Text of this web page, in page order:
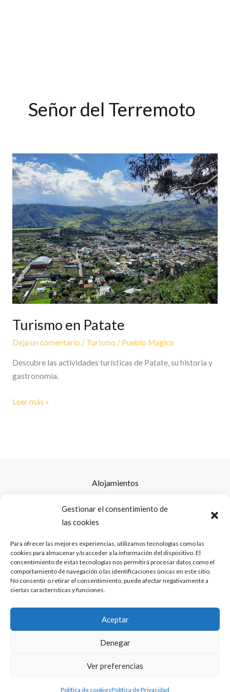
Gestionar el consentimiento de
las cookies
Para ofrecer las mejores experiencias, utilizamos tecnologías como las
cookies para almacenar y/o acceder a la información del dispositivo. El
consentimiento de estas tecnologías nos permitirá procesar datos como el
comportamiento de navegación o las identificaciones únicas en este sitio.
No consentir o retirar el consentimiento, puede afectar negativamente a
ciertas características y funciones.
Aceptar
Denegar
Ver preferencias
Política de cookiesPolítica de Privacidad
Señor del Terremoto
Turismo en Patate
Deja un comentario / Turismo / Pueblo Magico
Descubre las actividades turísticas de Patate, su historia y
gastronomía.
Turismo
en
Patate
Leer más »
Alojamientos
Nosotros
Política de Cookies
Aviso Legal
Política de Privacidad